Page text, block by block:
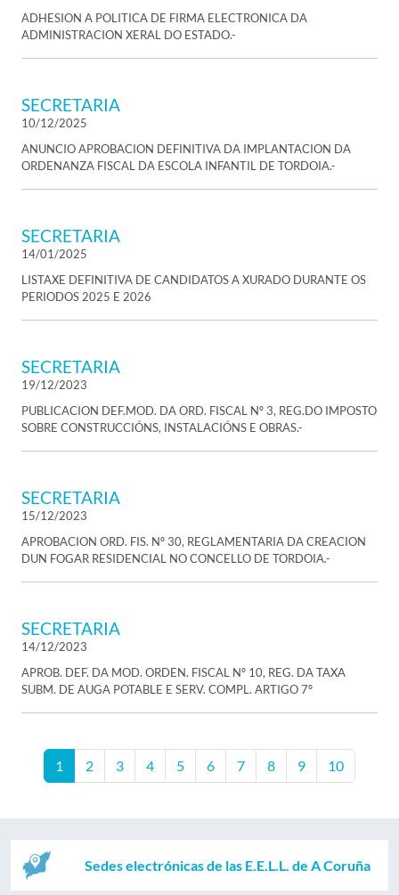
ADHESION A POLITICA DE FIRMA ELECTRONICA DA
ADMINISTRACION XERAL DO ESTADO.-
SECRETARIA
10/12/2025
ANUNCIO APROBACION DEFINITIVA DA IMPLANTACION DA
ORDENANZA FISCAL DA ESCOLA INFANTIL DE TORDOIA.-
SECRETARIA
14/01/2025
LISTAXE DEFINITIVA DE CANDIDATOS A XURADO DURANTE OS
PERIODOS 2025 E 2026
SECRETARIA
19/12/2023
PUBLICACION DEF.MOD. DA ORD. FISCAL Nº 3, REG.DO IMPOSTO
SOBRE CONSTRUCCIÓNS, INSTALACIÓNS E OBRAS.-
SECRETARIA
15/12/2023
APROBACION ORD. FIS. Nº 30, REGLAMENTARIA DA CREACION
DUN FOGAR RESIDENCIAL NO CONCELLO DE TORDOIA.-
SECRETARIA
14/12/2023
APROB. DEF. DA MOD. ORDEN. FISCAL Nº 10, REG. DA TAXA
SUBM. DE AUGA POTABLE E SERV. COMPL. ARTIGO 7º
1 2 3 4 5 6 7 8 9 10
Sedes electrónicas de las E.E.L.L. de A Coruña